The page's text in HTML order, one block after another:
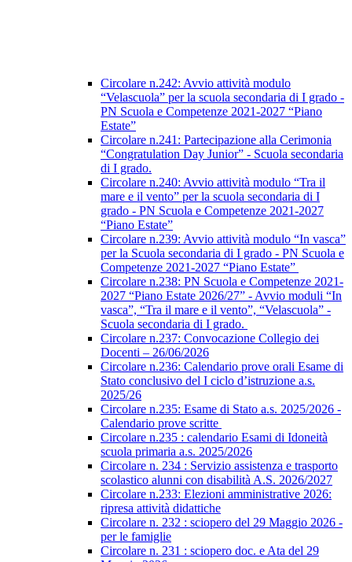
Circolare n.242: Avvio attività modulo
“Velascuola” per la scuola secondaria di I grado -
PN Scuola e Competenze 2021-2027 “Piano
Estate”
Circolare n.241: Partecipazione alla Cerimonia
“Congratulation Day Junior” - Scuola secondaria
di I grado.
Circolare n.240: Avvio attività modulo “Tra il
mare e il vento” per la scuola secondaria di I
grado - PN Scuola e Competenze 2021-2027
“Piano Estate”
Circolare n.239: Avvio attività modulo “In vasca”
per la Scuola secondaria di I grado - PN Scuola e
Competenze 2021-2027 “Piano Estate”
Circolare n.238: PN Scuola e Competenze 2021-
2027 “Piano Estate 2026/27” - Avvio moduli “In
vasca”, “Tra il mare e il vento”, “Velascuola” -
Scuola secondaria di I grado.
Circolare n.237: Convocazione Collegio dei
Docenti – 26/06/2026
Circolare n.236: Calendario prove orali Esame di
Stato conclusivo del I ciclo d’istruzione a.s.
2025/26
Circolare n.235: Esame di Stato a.s. 2025/2026 -
Calendario prove scritte
Circolare n.235 : calendario Esami di Idoneità
scuola primaria a.s. 2025/2026
Circolare n. 234 : Servizio assistenza e trasporto
scolastico alunni con disabilità A.S. 2026/2027
Circolare n.233: Elezioni amministrative 2026:
ripresa attività didattiche
Circolare n. 232 : sciopero del 29 Maggio 2026 -
per le famiglie
Circolare n. 231 : sciopero doc. e Ata del 29